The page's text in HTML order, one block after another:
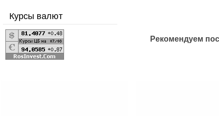
Рекомендуем
Курсы валют